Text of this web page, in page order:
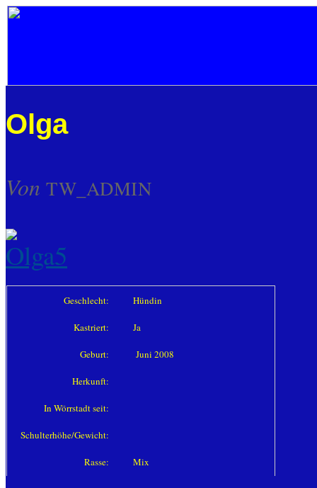
Olga
Von TW_ADMIN
Geschlecht: Hündin
Kastriert: Ja
Geburt: Juni 2008
Herkunft:
In Wörrstadt seit:
Schulterhöhe/Gewicht:
Rasse: Mix